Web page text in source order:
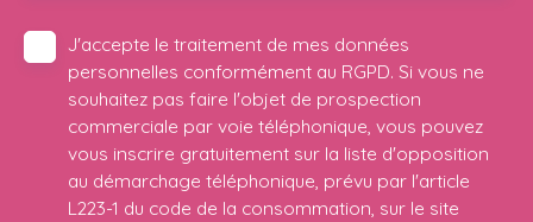
J'accepte le traitement de mes données
personnelles conformément au RGPD. Si vous ne
souhaitez pas faire l'objet de prospection
commerciale par voie téléphonique, vous pouvez
vous inscrire gratuitement sur la liste d'opposition
au démarchage téléphonique, prévu par l'article
L223-1 du code de la consommation, sur le site